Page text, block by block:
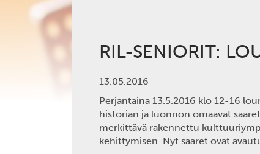
RIL-SENIORIT:
13.05.2016
Perjantaina 13.5.2016 klo 12-16
historian ja luonnon omaavat
merkittävä rakennettu
kehittymisen. Nyt saaret ovat